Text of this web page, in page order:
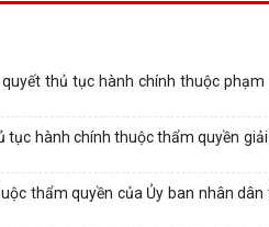
thủ tục hành chính thuộc
hành chính thuộc thẩm quyền
thẩm quyền của Ủy ban nhân